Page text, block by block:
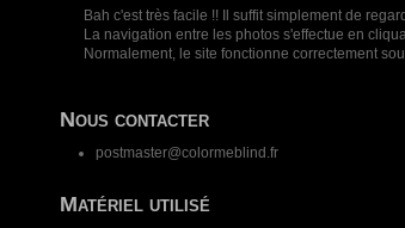
Bah c'est très facile !! Il suffit simplement de
La navigation entre les photos s'effectue en
Normalement, le site fonctionne correctement
Nous contacter
postmaster@colormeblind.fr
Matériel utilisé